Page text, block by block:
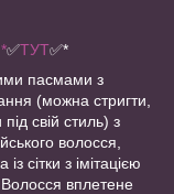
*✅ТУТ✅*
пасмами з
(можна стригти,
свій стиль) з
волосся,
сітки з імітацією
вплетене